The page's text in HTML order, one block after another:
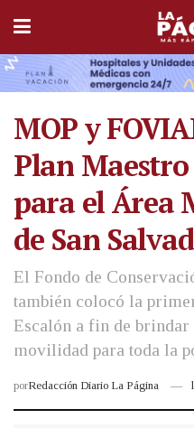
MOP y
Plan
para el Área
de San
El Fondo de
también colocó la
Escalón a fin de brindar
movilidad para toda la
porRedacción Diario La Página